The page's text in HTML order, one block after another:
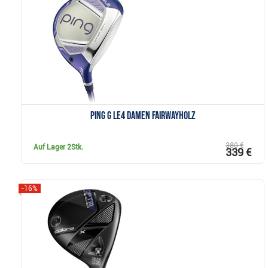
PING G Le4 Damen Fairwayholz
Auf Lager 2Stk. 380 €
339 €
-16%